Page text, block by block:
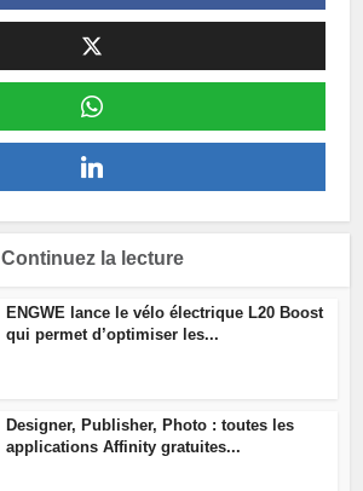
Continuez la lecture
ENGWE lance le vélo électrique L20 Boost
qui permet d’optimiser les...
Designer, Publisher, Photo : toutes les
applications Affinity gratuites...